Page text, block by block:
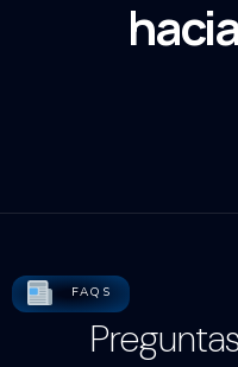
FAQS
Preguntas